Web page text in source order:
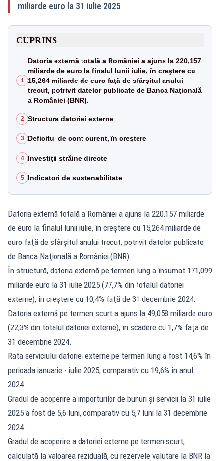
miliarde euro la 31 iulie 2025
CUPRINS
1
Datoria externă totală a României a ajuns la 220,157
miliarde de euro la finalul lunii iulie, în creştere cu
15,264 miliarde de euro faţă de sfârşitul anului
trecut, potrivit datelor publicate de Banca Naţională
a României (BNR).
2 Structura datoriei externe
3 Deficitul de cont curent, în creştere
4 Investiţii străine directe
5 Indicatori de sustenabilitate
Datoria externă totală a României a ajuns la 220,157 miliarde
de euro la finalul lunii iulie, în creştere cu 15,264 miliarde de
euro faţă de sfârşitul anului trecut, potrivit datelor publicate
de Banca Naţională a României (BNR).
În structură, datoria externă pe termen lung a însumat 171,099
miliarde euro la 31 iulie 2025 (77,7% din totalul datoriei
externe), în creştere cu 10,4% faţă de 31 decembrie 2024.
Datoria externă pe termen scurt a ajuns la 49,058 miliarde euro
(22,3% din totalul datoriei externe), în scădere cu 1,7% faţă de
31 decembrie 2024.
Rata serviciului datoriei externe pe termen lung a fost 14,6% în
perioada ianuarie - iulie 2025, comparativ cu 19,6% în anul
2024.
Gradul de acoperire a importurilor de bunuri şi servicii la 31 iulie
2025 a fost de 5,6 luni, comparativ cu 5,7 luni la 31 decembrie
2024.
Gradul de acoperire a datoriei externe pe termen scurt,
calculată la valoarea reziduală, cu rezervele valutare la BNR la